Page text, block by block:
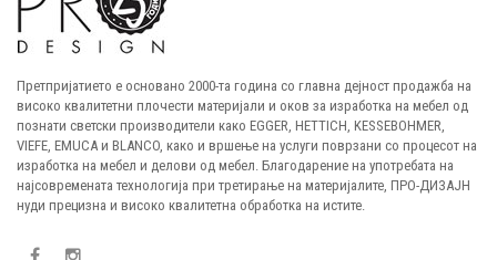
Претпријатието е основано 2000-та година со главна дејност продажба на
високо квалитетни плочести материјали и оков за изработка на мебел од
познати светски производители како EGGER, HETTICH, KESSEBOHMER,
VIEFE, EMUCA и BLANCO, како и вршење на услуги поврзани со процесот на
изработка на мебел и делови од мебел. Благодарение на употребата на
најсовремената технологија при третирање на материјалите, ПРО-ДИЗАЈН
нуди прецизна и високо квалитетна обработка на истите.